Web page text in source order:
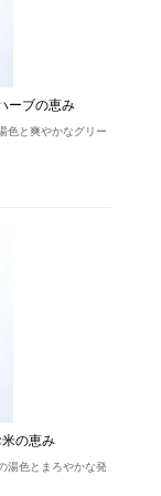
ーブの恵み
色と爽やかなグリー
の恵み
湯色とまろやかな発